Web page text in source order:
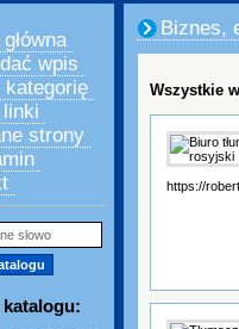
wpis
kategorię
strony
Biznes,
Wszystkie
https://